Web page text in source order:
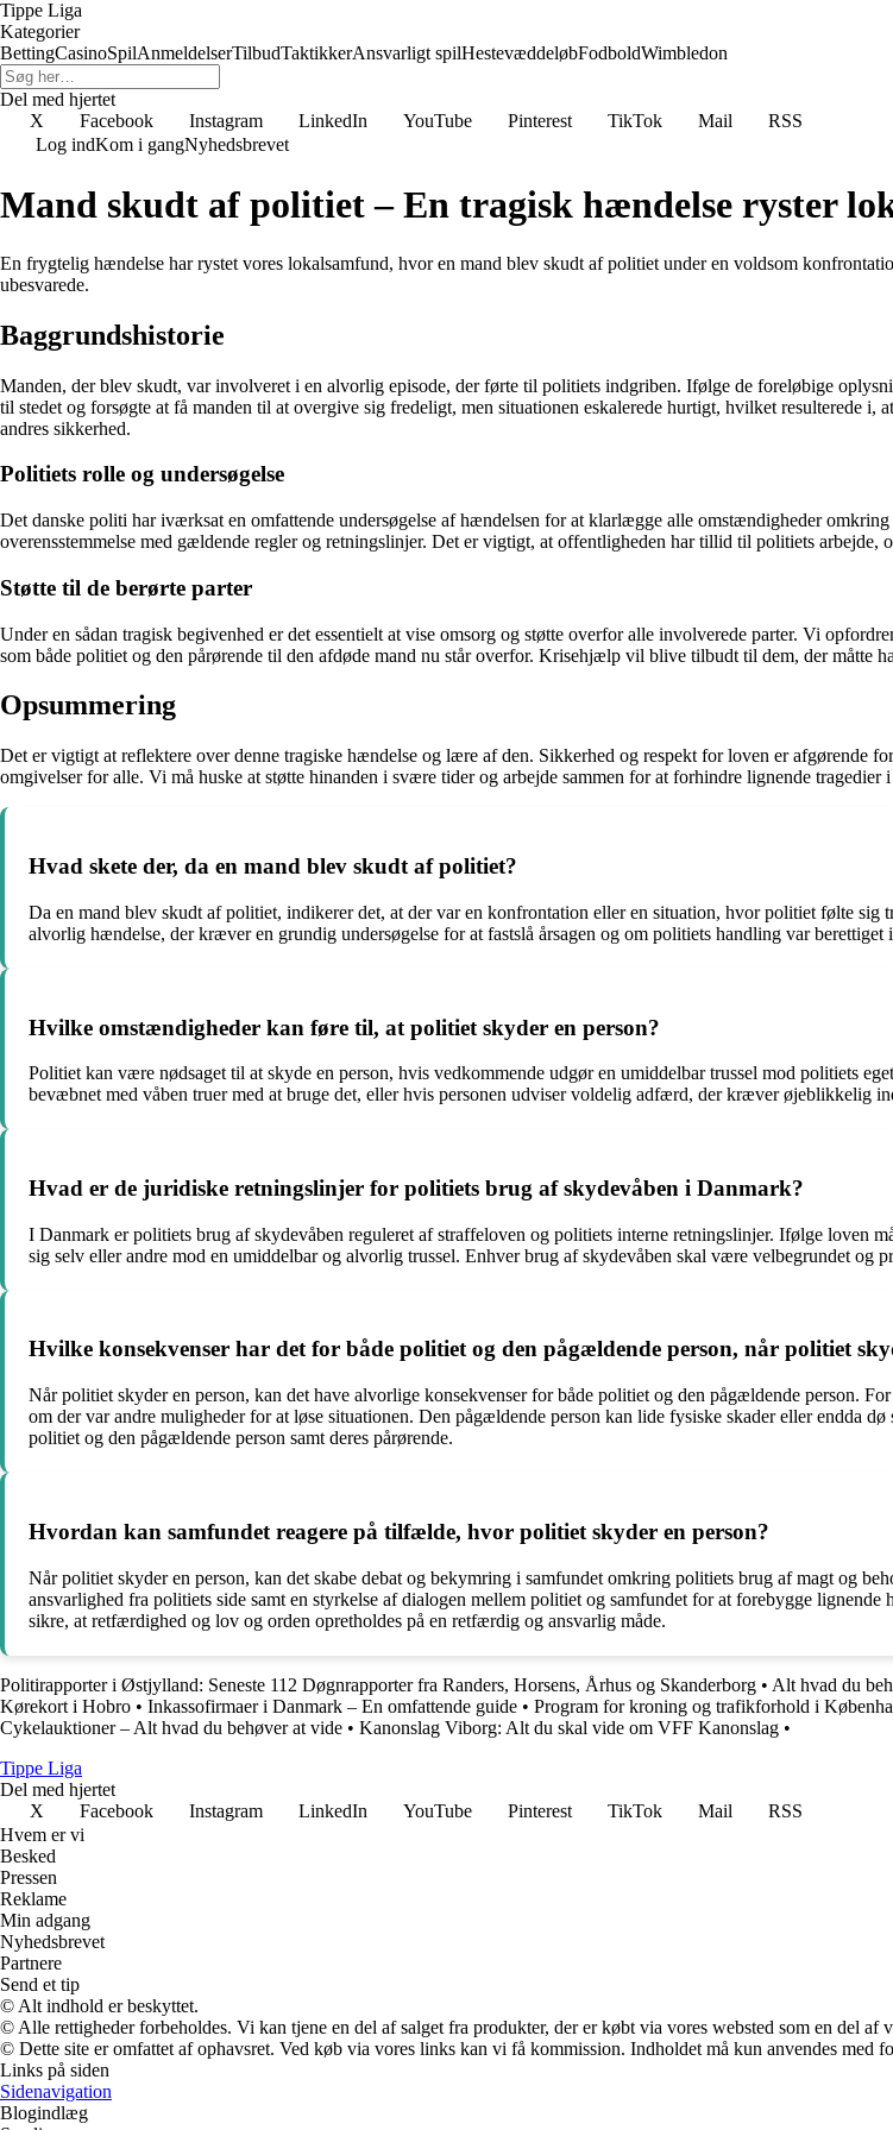
Tippe Liga
Kategorier
BettingCasinoSpilAnmeldelserTilbudTaktikkerAnsvarligt spilHestevæddeløbFodboldWimbledon
Del med hjertet
X
Facebook Instagram LinkedIn YouTube Pinterest TikTok Mail
RSS
Log indKom i gangNyhedsbrevet
Mand skudt af politiet – En tragisk hændelse ryster
En frygtelig hændelse har rystet vores lokalsamfund, hvor en mand blev skudt af politiet under en voldsom
ubesvarede.
Baggrundshistorie
Manden, der blev skudt, var involveret i en alvorlig episode, der førte til politiets indgriben. Ifølge de foreløbige
til stedet og forsøgte at få manden til at overgive sig fredeligt, men situationen eskalerede hurtigt, hvilket resulterede
andres sikkerhed.
Politiets rolle og undersøgelse
Det danske politi har iværksat en omfattende undersøgelse af hændelsen for at klarlægge alle omstændigheder
overensstemmelse med gældende regler og retningslinjer. Det er vigtigt, at offentligheden har tillid til politiets
Støtte til de berørte parter
Under en sådan tragisk begivenhed er det essentielt at vise omsorg og støtte overfor alle involverede parter. Vi
som både politiet og den pårørende til den afdøde mand nu står overfor. Krisehjælp vil blive tilbudt til dem, der måtte
Opsummering
Det er vigtigt at reflektere over denne tragiske hændelse og lære af den. Sikkerhed og respekt for loven er afgørende
omgivelser for alle. Vi må huske at støtte hinanden i svære tider og arbejde sammen for at forhindre lignende tragedier
Hvad skete der, da en mand blev skudt af politiet?
Da en mand blev skudt af politiet, indikerer det, at der var en konfrontation eller en situation, hvor politiet følte sig
alvorlig hændelse, der kræver en grundig undersøgelse for at fastslå årsagen og om politiets handling var berettiget
Hvilke omstændigheder kan føre til, at politiet skyder en person?
Politiet kan være nødsaget til at skyde en person, hvis vedkommende udgør en umiddelbar trussel mod politiets
bevæbnet med våben truer med at bruge det, eller hvis personen udviser voldelig adfærd, der kræver øjeblikkelig
Hvad er de juridiske retningslinjer for politiets brug af skydevåben i Danmark?
I Danmark er politiets brug af skydevåben reguleret af straffeloven og politiets interne retningslinjer. Ifølge loven
sig selv eller andre mod en umiddelbar og alvorlig trussel. Enhver brug af skydevåben skal være velbegrundet og
Hvilke konsekvenser har det for både politiet og den pågældende person, når politiet
Når politiet skyder en person, kan det have alvorlige konsekvenser for både politiet og den pågældende person.
om der var andre muligheder for at løse situationen. Den pågældende person kan lide fysiske skader eller endda
politiet og den pågældende person samt deres pårørende.
Hvordan kan samfundet reagere på tilfælde, hvor politiet skyder en person?
Når politiet skyder en person, kan det skabe debat og bekymring i samfundet omkring politiets brug af magt og
ansvarlighed fra politiets side samt en styrkelse af dialogen mellem politiet og samfundet for at forebygge
sikre, at retfærdighed og lov og orden opretholdes på en retfærdig og ansvarlig måde.
Politirapporter i Østjylland: Seneste 112 Døgnrapporter fra Randers, Horsens, Århus og Skanderborg • Alt hvad du
Kørekort i Hobro • Inkassofirmaer i Danmark – En omfattende guide • Program for kroning og trafikforhold i
Cykelauktioner – Alt hvad du behøver at vide • Kanonslag Viborg: Alt du skal vide om VFF Kanonslag •
Tippe Liga
Del med hjertet
X
Facebook Instagram LinkedIn YouTube Pinterest TikTok Mail
RSS
Hvem er vi
Besked
Pressen
Reklame
Min adgang
Nyhedsbrevet
Partnere
Send et tip
© Alt indhold er beskyttet.
© Alle rettigheder forbeholdes. Vi kan tjene en del af salget fra produkter, der er købt via vores websted som en del af
© Dette site er omfattet af ophavsret. Ved køb via vores links kan vi få kommission. Indholdet må kun anvendes med
Links på siden
Sidenavigation
Blogindlæg